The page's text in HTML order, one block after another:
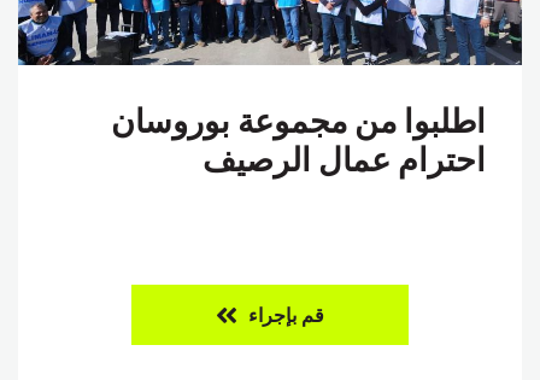
اطلبوا من مجموعة بوروسان
احترام عمال الرصيف
قم بإجراء